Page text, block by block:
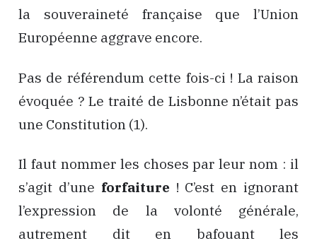
la souveraineté française que l’Union
Européenne aggrave encore.
Pas de référendum cette fois-ci ! La raison
évoquée ? Le traité de Lisbonne n’était pas
une Constitution (1).
Il faut nommer les choses par leur nom : il
s’agit d’une forfaiture ! C’est en ignorant
l’expression de la volonté générale,
autrement dit en bafouant les